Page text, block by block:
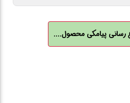
رسانی پیامکی محصول....